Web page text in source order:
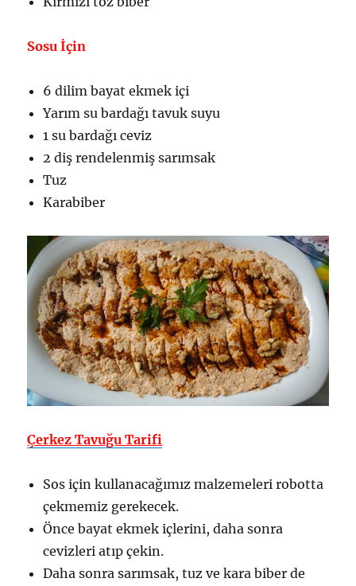
Sosu İçin
6 dilim bayat ekmek içi
Yarım su bardağı tavuk suyu
1 su bardağı ceviz
2 diş rendelenmiş sarımsak
Tuz
Karabiber
Çerkez Tavuğu Tarifi
Sos için kullanacağımız malzemeleri robotta
çekmemiz gerekecek.
Önce bayat ekmek içlerini, daha sonra
cevizleri atıp çekin.
Daha sonra sarımsak, tuz ve kara biber de